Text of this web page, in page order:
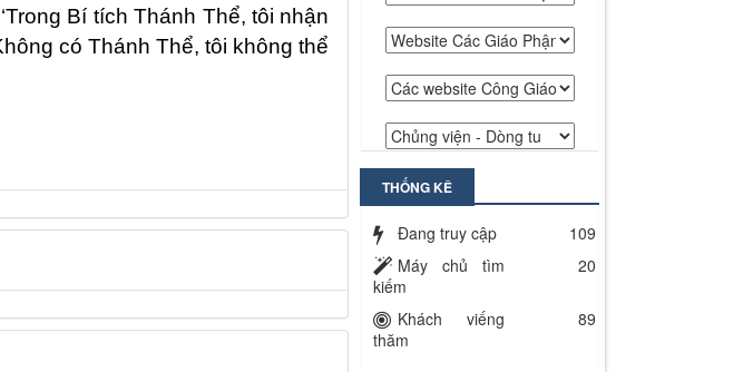
Bí tích Thánh Thể, tôi nhận
có Thánh Thể, tôi không thể
THỐNG KÊ
Đang truy cập
109
Máy chủ tìm
kiếm
20
Khách viếng
thăm
89